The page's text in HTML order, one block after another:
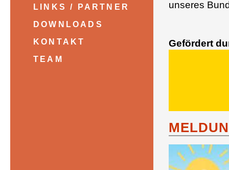
unseres
Gefördert
LINKS / PARTNER
DOWNLOADS
KONTAKT
TEAM